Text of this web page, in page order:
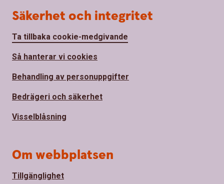
Säkerhet och integritet
Ta tillbaka cookie-medgivande
Så hanterar vi cookies
Behandling av personuppgifter
Bedrägeri och säkerhet
Visselblåsning
Om webbplatsen
Tillgänglighet